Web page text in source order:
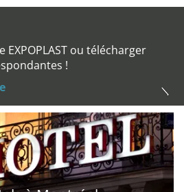
ou télécharger
!